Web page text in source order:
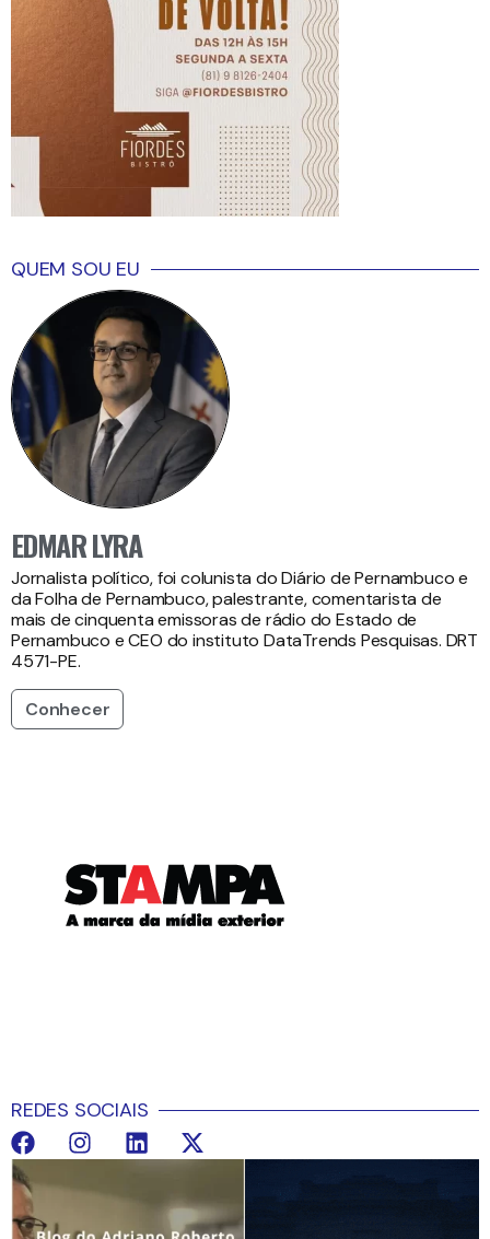
QUEM SOU EU
EDMAR LYRA
Jornalista político, foi colunista do Diário de Pernambuco e
da Folha de Pernambuco, palestrante, comentarista de
mais de cinquenta emissoras de rádio do Estado de
Pernambuco e CEO do instituto DataTrends Pesquisas. DRT
4571-PE.
Conhecer
REDES SOCIAIS